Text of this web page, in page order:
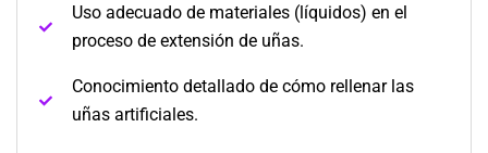
Uso adecuado de materiales (líquidos) en el
proceso de extensión de uñas.
Conocimiento detallado de cómo rellenar las
uñas artificiales.